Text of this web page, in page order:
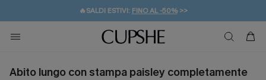
🔥SALDI ESTIVI: FINO AL -50%>>
🚚SPEDIZIONE GRATUITA DA 49€
💌REGALO PER I NUOVI: 20% DI SCONTO*
Abito lungo con stampa paisley completamente